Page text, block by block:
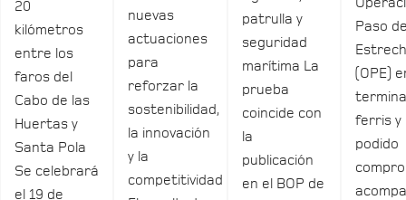
20
kilómetros
entre los
faros del
Cabo de las
Huertas y
Santa Pola
Se celebrará
el 19 de
nuevas
actuaciones
para
reforzar la
sostenibilidad,
la innovación
y la
competitividad
patrulla y
seguridad
marítima La
prueba
coincide con
la
publicación
en el BOP de
Paso
(OPE)
ferris y
podido